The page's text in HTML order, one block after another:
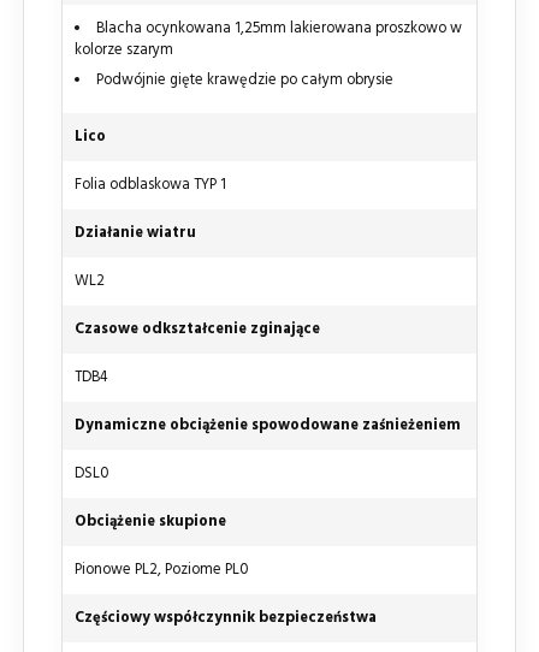
Blacha ocynkowana 1,25mm lakierowana proszkowo w
kolorze szarym
Podwójnie gięte krawędzie po całym obrysie
Lico
Folia odblaskowa TYP 1
Działanie wiatru
WL2
Czasowe odkształcenie zginające
TDB4
Dynamiczne obciążenie spowodowane zaśnieżeniem
DSL0
Obciążenie skupione
Pionowe PL2, Poziome PL0
Częściowy współczynnik bezpieczeństwa